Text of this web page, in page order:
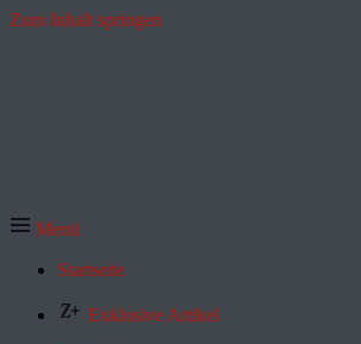
Zum Inhalt springen
Menü
Startseite
Exklusive Artikel